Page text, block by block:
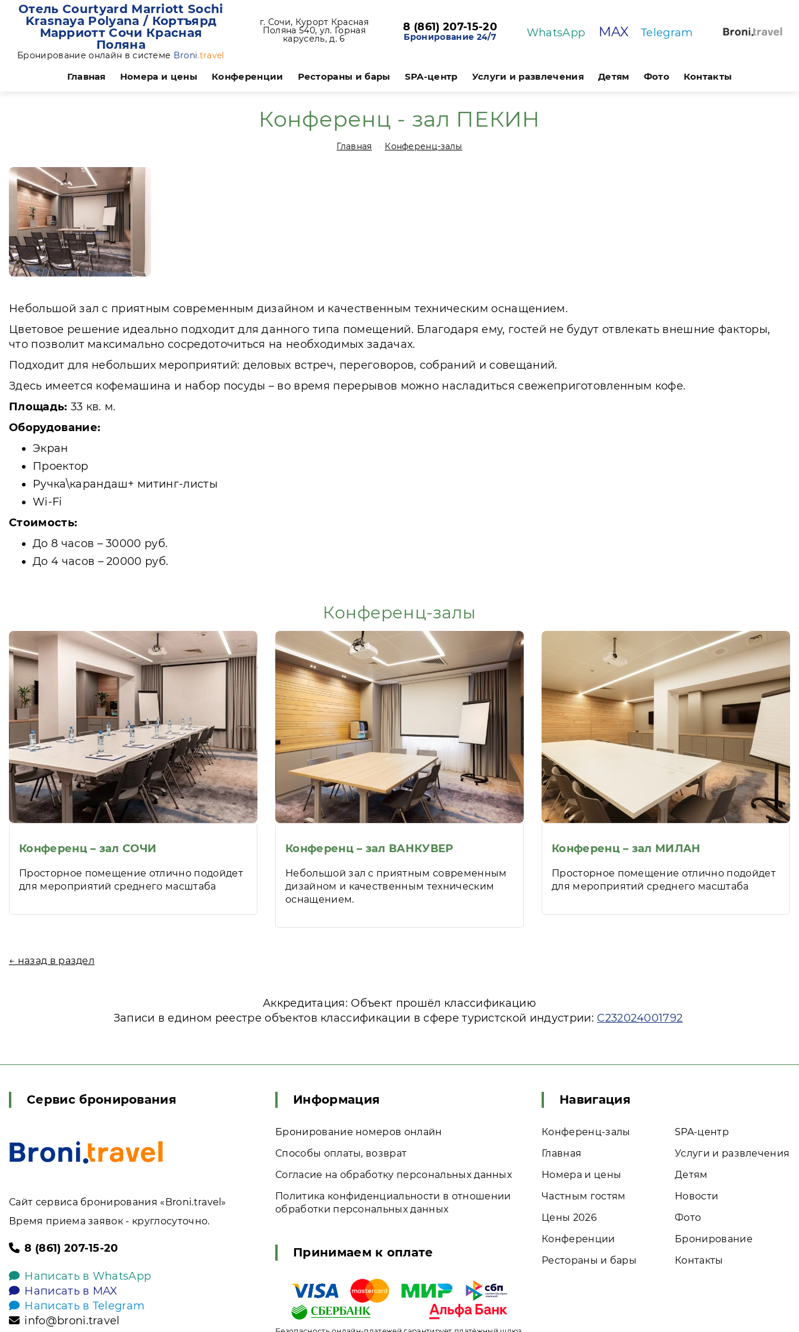
Отель Courtyard Marriott Sochi
Krasnaya Polyana / Кортъярд
Марриотт Сочи Красная
Поляна
Бронирование онлайн в системе Broni.travel
г. Сочи, Курорт Красная
Поляна 540, ул. Горная
карусель, д. 6
8 (861) 207-15-20
Бронирование 24/7 WhatsApp MAX Telegram
Главная Номера и цены Конференции Рестораны и бары SPA-центр Услуги и развлечения Детям Фото Контакты
Конференц - зал ПЕКИН
Главная Конференц-залы
Небольшой зал с приятным современным дизайном и качественным техническим оснащением.
Цветовое решение идеально подходит для данного типа помещений. Благодаря ему, гостей не будут отвлекать внешние факторы,
что позволит максимально сосредоточиться на необходимых задачах.
Подходит для небольших мероприятий: деловых встреч, переговоров, собраний и совещаний.
Здесь имеется кофемашина и набор посуды – во время перерывов можно насладиться свежеприготовленным кофе.
Площадь: 33 кв. м.
Оборудование:
Экран
Проектор
Ручка\карандаш+ митинг-листы
Wi-Fi
Стоимость:
До 8 часов – 30000 руб.
До 4 часов – 20000 руб.
Конференц-залы
Конференц – зал СОЧИ
Просторное помещение отлично подойдет
для мероприятий среднего масштаба
Конференц – зал ВАНКУВЕР
Небольшой зал с приятным современным
дизайном и качественным техническим
оснащением.
Конференц – зал МИЛАН
Просторное помещение отлично подойдет
для мероприятий среднего масштаба
← назад в раздел
Аккредитация: Объект прошёл классификацию
Записи в едином реестре объектов классификации в сфере туристской индустрии: С232024001792
Сервис бронирования
Сайт сервиса бронирования «Broni.travel»
Время приема заявок - круглосуточно.
8 (861) 207-15-20
Написать в WhatsApp
Написать в MAX
Написать в Telegram
info@broni.travel
Информация
Бронирование номеров онлайн
Способы оплаты, возврат
Согласие на обработку персональных данных
Политика конфиденциальности в отношении
обработки персональных данных
Принимаем к оплате
Навигация
Конференц-залы
Главная
Номера и цены
Частным гостям
Цены 2026
Конференции
Рестораны и бары
SPA-центр
Услуги и развлечения
Детям
Новости
Фото
Бронирование
Контакты